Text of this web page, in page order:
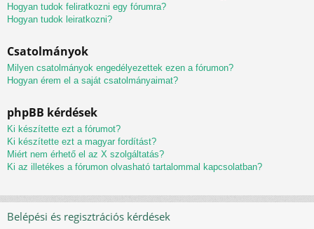
Hogyan tudok feliratkozni egy fórumra?
Hogyan tudok leiratkozni?
Csatolmányok
Milyen csatolmányok engedélyezettek ezen a fórumon?
Hogyan érem el a saját csatolmányaimat?
phpBB kérdések
Ki készítette ezt a fórumot?
Ki készítette ezt a magyar fordítást?
Miért nem érhető el az X szolgáltatás?
Ki az illetékes a fórumon olvasható tartalommal kapcsolatban?
Belépési és regisztrációs kérdések